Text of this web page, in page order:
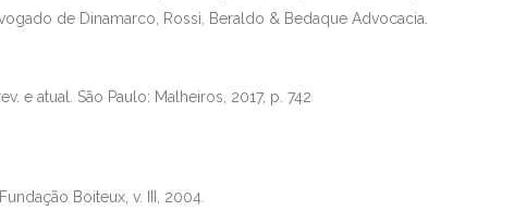
de Dinamarco, Rossi, Beraldo & Bedaque Advocacia.
e atual. São Paulo: Malheiros, 2017, p. 742
Boiteux, v. III, 2004.